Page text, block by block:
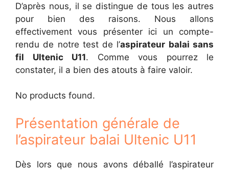
D’après nous, il se distingue de tous les autres
pour bien des raisons. Nous allons
effectivement vous présenter ici un compte-
rendu de notre test de l’aspirateur balai sans
fil Ultenic U11. Comme vous pourrez le
constater, il a bien des atouts à faire valoir.
No products found.
Présentation générale de
l’aspirateur balai Ultenic U11
Dès lors que nous avons déballé l’aspirateur